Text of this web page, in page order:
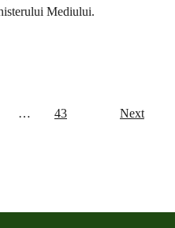
Mediului.
… 43 Next